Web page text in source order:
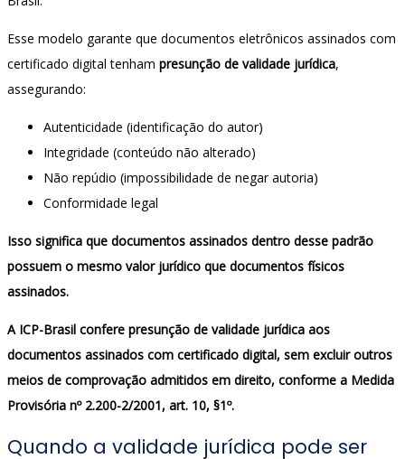
Esse modelo garante que documentos eletrônicos assinados com
certificado digital tenham presunção de validade jurídica,
assegurando:
Autenticidade (identificação do autor)
Integridade (conteúdo não alterado)
Não repúdio (impossibilidade de negar autoria)
Conformidade legal
Isso significa que documentos assinados dentro desse padrão
possuem o mesmo valor jurídico que documentos físicos
assinados.
A ICP-Brasil confere presunção de validade jurídica aos
documentos assinados com certificado digital, sem excluir outros
meios de comprovação admitidos em direito, conforme a Medida
Provisória nº 2.200-2/2001, art. 10, §1º.
Quando a validade jurídica pode ser